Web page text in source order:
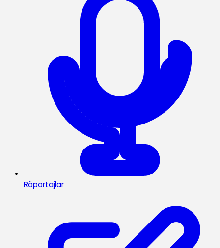
Röportajlar